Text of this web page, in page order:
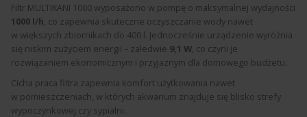
Filtr MULTIKANI 1000 wyposażono w pompę o maksymalnej wydajności
1000 l/h, co zapewnia skuteczne oczyszczanie wody nawet
w większych zbiornikach do 400 l. Jednocześnie urządzenie wyróżnia
się niskim zużyciem energii – zaledwie 9,1 W, co czyni je
rozwiązaniem ekonomicznym i przyjaznym dla domowego budżetu.
Cicha praca filtra zapewnia komfort użytkowania nawet
w pomieszczeniach, w których akwarium znajduje się blisko strefy
wypoczynkowej czy sypialni.